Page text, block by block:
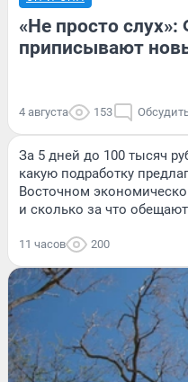
«Не просто
приписывают
4 августа 153
За 5 дней до 100 тысяч
какую подработку
Восточном
и сколько за что обещают
11 часов 200